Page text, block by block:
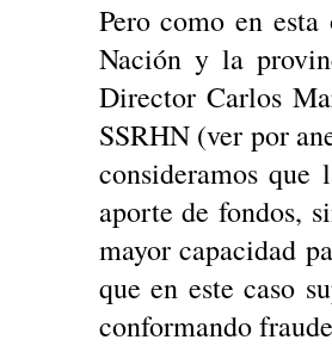
Pero como en
Nación y la
Director Carlos
SSRHN (ver por
consideramos
aporte de fondos,
mayor capacidad
que en este caso
conformando